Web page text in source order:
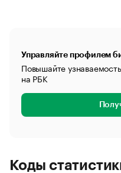
Управляйте профилем
Повышайте
на РБК
Коды